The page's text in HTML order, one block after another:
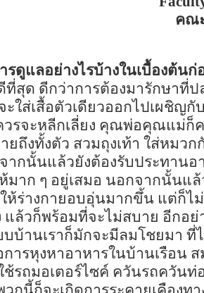
คณ
ดูแลอย่างไรบ้างในเบื้องต้น
สุด ดีกว่าการต้องมารักษาที่ป
ใส่เสื้อตัวเดียวออกไปเผชิญกั
รจะหลีกเลี่ยง คุณพ่อคุณแม่ก็ค
ยถึงทั้งตัว สวมถุงเท้า ใส่หมว
ากนั้นแล้วยังต้องรับประทานอ
าก ๆ อยู่เสมอ นอกจากนั้นแ
ห้ร่างกายอบอุ่นมากขึ้น แต่ก็ไ
ล้วก็พร้อมที่จะไม่สบาย อีกอย่
บ้านเราก็มักจะมีลมโชยมา ที่
ารหุงหาอาหารในบ้านเรือน ส
รถมอเตอร์ไซค์ ควันรถควันท่